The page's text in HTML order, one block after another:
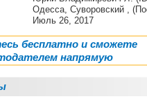
Одесса, Суворовский ,
Июль 26, 2017
бесплатно и сможете
напрямую